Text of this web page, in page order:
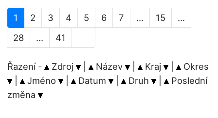
1 2 3 4 5 6 7 ... 15
...
28
... 41
Řazení - Zdroj Název Kraj
Okres
Jméno Datum Druh
Poslední
změna